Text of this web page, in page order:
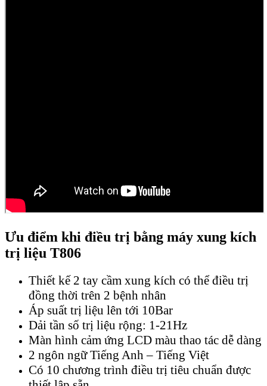
Ưu điểm khi điều trị bằng máy xung kích
trị liệu T806
Thiết kế 2 tay cầm xung kích có thể điều trị
đồng thời trên 2 bệnh nhân
Áp suất trị liệu lên tới 10Bar
Dải tần số trị liệu rộng: 1-21Hz
Màn hình cảm ứng LCD màu thao tác dễ dàng
2 ngôn ngữ Tiếng Anh – Tiếng Việt
Có 10 chương trình điều trị tiêu chuẩn được